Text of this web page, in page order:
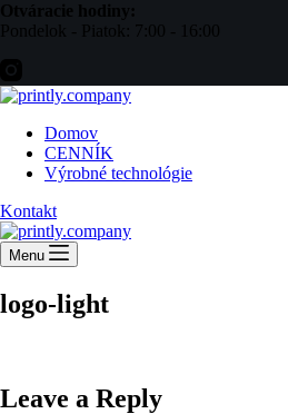
Otváracie hodiny:
Pondelok - Piatok: 7:00 - 16:00
Domov
CENNÍK
Výrobné technológie
Kontakt
Menu
logo-light
Leave a Reply